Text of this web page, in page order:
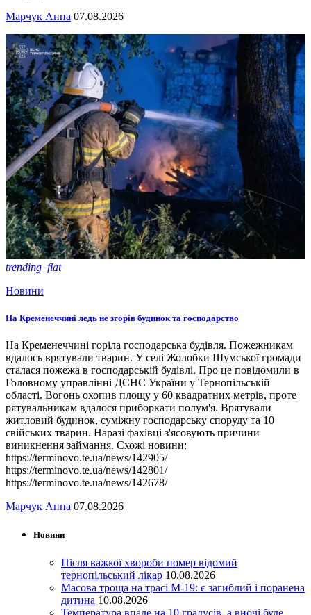
Марчук Анна 07.08.2026
trending_flat
Новини
На Кременеччині ледь не згорів будинок та господарство
На Кременеччині горіла господарська будівля. Пожежникам
вдалось врятували тварин. У селі Жолобки Шумської громади
сталася пожежа в господарській будівлі. Про це повідомили в
Головному управлінні ДСНС України у Тернопільській
області. Вогонь охопив площу у 60 квадратних метрів, проте
рятувальникам вдалося приборкати полум'я. Врятували
житловий будинок, суміжну господарську споруду та 10
свійських тварин. Наразі фахівці з'ясовують причини
виникнення займання. Схожі новини:
https://terminovo.te.ua/news/142905/
https://terminovo.te.ua/news/142801/
https://terminovo.te.ua/news/142678/
Марчук Анна 07.08.2026
Новини
Після важкої хвороби помер відомий
тернопільський лікар 10.08.2026
Масова троща на трасі М-19: є загиблий і поранена
дитина 10.08.2026
Температура впаде на 10 градусів, а вночі буде